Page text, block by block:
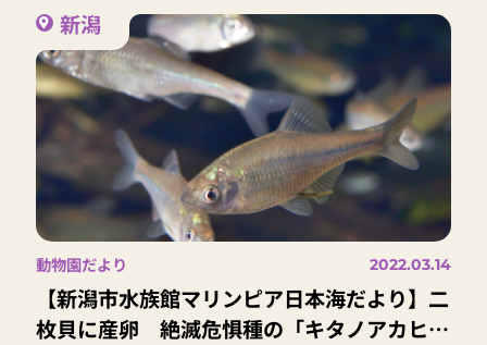
新潟
動物園だより 2022.03.14
【新潟市水族館マリンピア日本海だより】二
枚貝に産卵 絶滅危惧種の「キタノアカヒレ